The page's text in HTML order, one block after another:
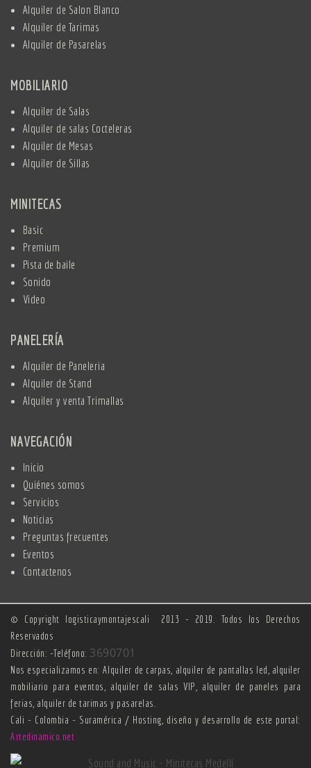
Alquiler de Salon Blanco
Alquiler de Tarimas
Alquiler de Pasarelas
MOBILIARIO
Alquiler de Salas
Alquiler de salas Cocteleras
Alquiler de Mesas
Alquiler de Sillas
MINITECAS
Basic
Premium
Pista de baile
Sonido
Video
PANELERÍA
Alquiler de Paneleria
Alquiler de Stand
Alquiler y venta Trimallas
NAVEGACIÓN
Inicio
Quiénes somos
Servicios
Noticias
Preguntas frecuentes
Eventos
Contactenos
© Copyright logisticaymontajescali 2013 - 2019. Todos los Derechos
Reservados
Dirección: -Teléfono: 3690701
Nos especializamos en: Alquiler de carpas, alquiler de pantallas led, alquiler
mobiliario para eventos, alquiler de salas VIP, alquiler de paneles para
ferias, alquiler de tarimas y pasarelas.
Cali - Colombia - Suramérica / Hosting, diseño y desarrollo de este portal:
Artedinamico.net